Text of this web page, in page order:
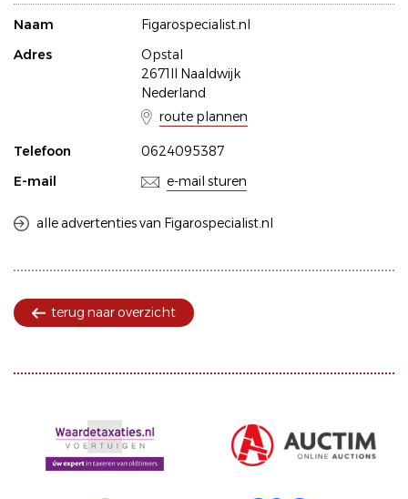
Naam
Figarospecialist.nl
Adres
Opstal
2671ll Naaldwijk
Nederland
route plannen
Telefoon
0624095387
E-mail
e-mail sturen
alle advertenties van Figarospecialist.nl
terug naar overzicht